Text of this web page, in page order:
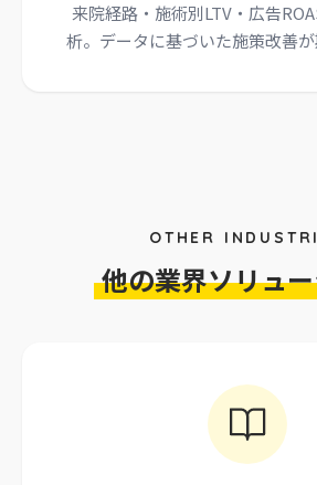
来院経路・施術別LTV・広告
析。データに基づいた施策改善が
OTHER
他の業界ソリュ